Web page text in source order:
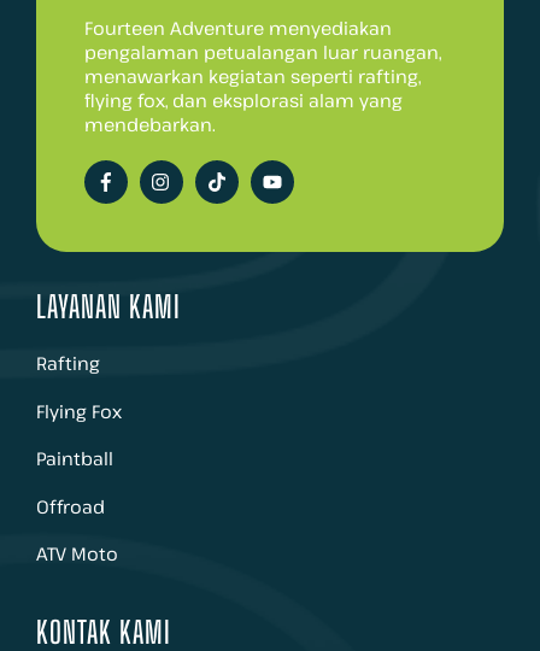
Fourteen Adventure menyediakan
pengalaman petualangan luar ruangan,
menawarkan kegiatan seperti rafting,
flying fox, dan eksplorasi alam yang
mendebarkan.
LAYANAN KAMI
Rafting
Flying Fox
Paintball
Offroad
ATV Moto
KONTAK KAMI